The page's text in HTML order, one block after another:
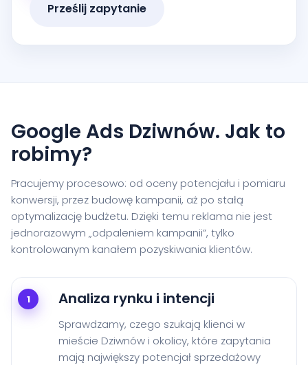
Prześlij zapytanie
Google Ads Dziwnów. Jak to
robimy?
Pracujemy procesowo: od oceny potencjału i pomiaru
konwersji, przez budowę kampanii, aż po stałą
optymalizację budżetu. Dzięki temu reklama nie jest
jednorazowym „odpaleniem kampanii”, tylko
kontrolowanym kanałem pozyskiwania klientów.
1 Analiza rynku i intencji
Sprawdzamy, czego szukają klienci w
mieście Dziwnów i okolicy, które zapytania
mają największy potencjał sprzedażowy